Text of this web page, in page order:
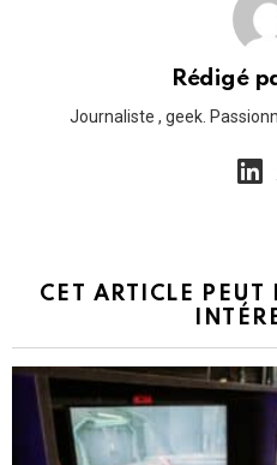
Rédigé
Journaliste , geek.
CET ARTICLE PEUT